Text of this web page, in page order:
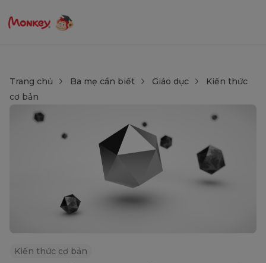
Trang chủ Ba mẹ cần biết Giáo dục
Kiến thức
cơ bản
Kiến thức cơ bản